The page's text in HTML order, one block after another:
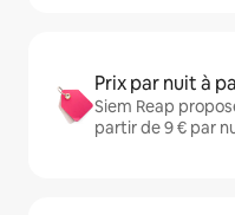
Prix par nuit à
Siem Reap
partir de 9 € par